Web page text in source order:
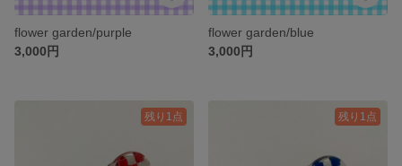
flower garden/purple
3,000円
flower garden/blue
3,000円
残り1点 残り1点